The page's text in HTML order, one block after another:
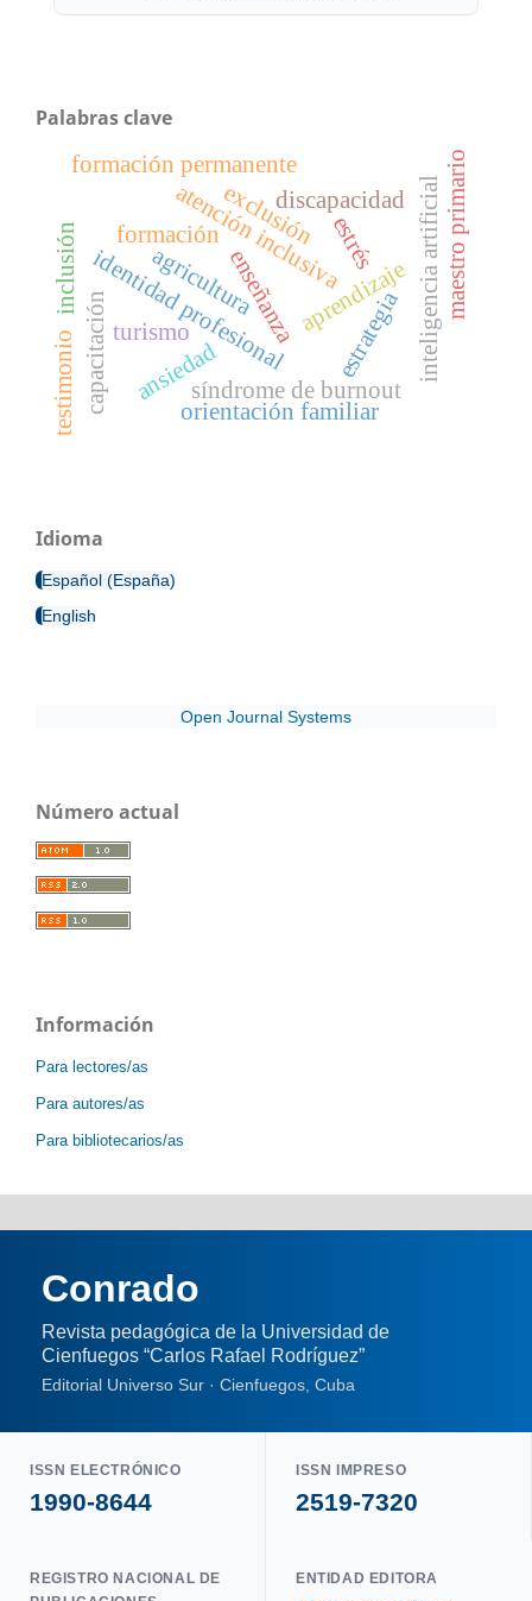
Palabras clave
formaciónatención inclusiva
identidad profesional
enseñanzaaprendizaje
inclusión
exclusióndiscapacidad
capacitación inteligencia artificial
estrés
ansiedadsíndrome de burnout
formación permanente maestro primario
orientación familiar
agricultura
turismo estrategia
testimonio
Idioma
Español (España)
English
Open Journal Systems
Número actual
Información
Para lectores/as
Para autores/as
Para bibliotecarios/as
Conrado
Revista pedagógica de la Universidad de
Cienfuegos “Carlos Rafael Rodríguez”
Editorial Universo Sur · Cienfuegos, Cuba
ISSN ELECTRÓNICO
1990-8644
ISSN IMPRESO
2519-7320
REGISTRO NACIONAL DE
ENTIDAD EDITORA